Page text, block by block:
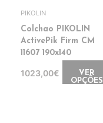
PIKOLIN
Colchao PIKOLIN
ActivePik Firm CM
11607 190x140
1023,00€
VER
OPÇÕES